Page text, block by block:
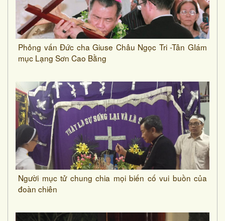
Phỏng vấn Đức cha Giuse Châu Ngọc Tri -Tân GIám
mục Lạng Sơn Cao Bằng
Người mục tử chung chia mọi biến cố vui buồn của
đoàn chiên